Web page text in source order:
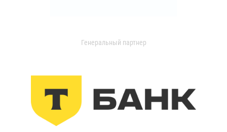
Генеральный партнер